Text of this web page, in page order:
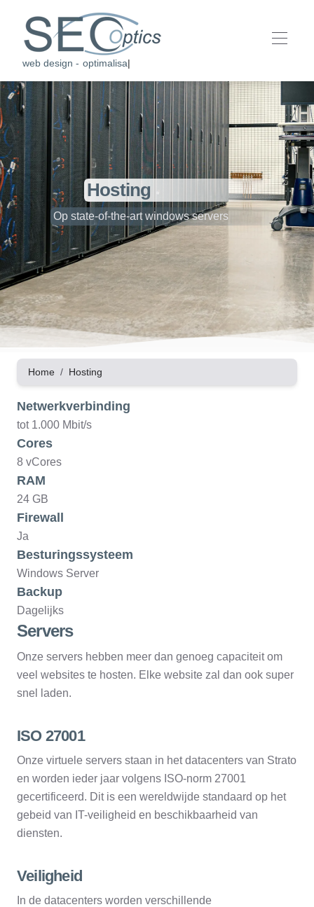
web design - optimalisati
Hosting
Op state-of-the-art windows servers
Home Hosting
Netwerkverbinding
tot 1.000 Mbit/s
Cores
8 vCores
RAM
24 GB
Firewall
Ja
Besturingssysteem
Windows Server
Backup
Dagelijks
Servers
Onze servers hebben meer dan genoeg capaciteit om
veel websites te hosten. Elke website zal dan ook super
snel laden.
ISO 27001
Onze virtuele servers staan in het datacenters van Strato
en worden ieder jaar volgens ISO-norm 27001
gecertificeerd. Dit is een wereldwijde standaard op het
gebeid van IT-veiligheid en beschikbaarheid van
diensten.
Veiligheid
In de datacenters worden verschillende